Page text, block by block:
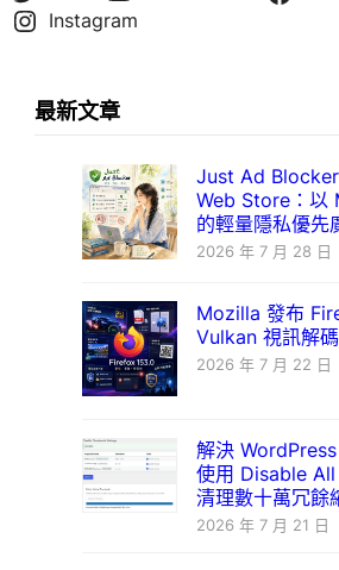
Instagram
最新文章
Just Ad
Web Store：以
的輕量隱私優先
2026 年 7 月 28 日
Mozilla 發布
Vulkan 視訊解
2026 年 7 月 22 日
解決
使用 Disable
清理數十萬冗餘
2026 年 7 月 21 日